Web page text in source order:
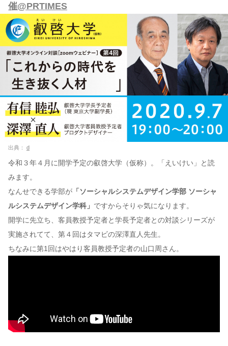
催@PRTIMES
出典： d
令和３年４月に開学予定の叡啓大学（仮称）。「えいけい」と読
みます。
なんせできる学部が 「ソーシャルシステムデザイン学部 ソーシャ
ルシステムデザイン学科」 ですからそりゃ気になります。
開学に先立ち、客員教授予定者と学長予定者との対談シリーズが
実施されてて、第４回はタマビの深澤直人先生。
ちなみに第1回はやはり客員教授予定者の山口周さん。